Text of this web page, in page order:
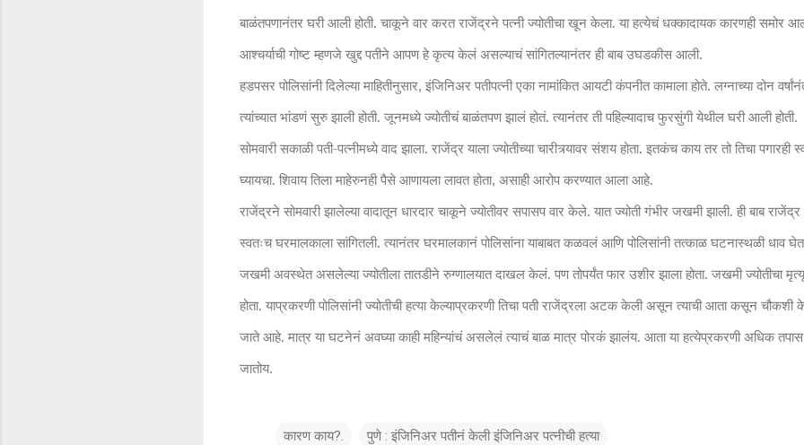
बाळंतपणानंतर घरी आली होती. चाकूने वार करत राजेंद्रने पत्नी ज्योतीचा खून केला. या हत्येचं धक्कादायक कारणही समोर
आश्चर्याची गोष्ट म्हणजे खुद्द पतीने आपण हे कृत्य केलं असल्याचं सांगितल्यानंतर ही बाब उघडकीस आली.
हडपसर पोलिसांनी दिलेल्या माहितीनुसार, इंजिनिअर पतीपत्नी एका नामांकित आयटी कंपनीत कामाला होते. लग्नाच्या दोन
त्यांच्यात भांडणं सुरु झाली होती. जूनमध्ये ज्योतीचं बाळंतपण झालं होतं. त्यानंतर ती पहिल्यादाच फुरसुंगी येथील घरी आली होती.
सोमवारी सकाळी पती-पत्नीमध्ये वाद झाला. राजेंद्र याला ज्योतीच्या चारीत्र्यावर संशय होता. इतकंच काय तर तो तिचा पगारही
घ्यायचा. शिवाय तिला माहेरुनही पैसे आणायला लावत होता, असाही आरोप करण्यात आला आहे.
राजेंद्रने सोमवारी झालेल्या वादातून धारदार चाकूने ज्योतीवर सपासप वार केले. यात ज्योती गंभीर जखमी झाली. ही बाब राजेंद्र
स्वतःच घरमालकाला सांगितली. त्यानंतर घरमालकानं पोलिसांना याबाबत कळवलं आणि पोलिसांनी तत्काळ घटनास्थळी धाव
जखमी अवस्थेत असलेल्या ज्योतीला तातडीने रुग्णालयात दाखल केलं. पण तोपर्यंत फार उशीर झाला होता. जखमी ज्योतीचा
होता. याप्रकरणी पोलिसांनी ज्योतीची हत्या केल्याप्रकरणी तिचा पती राजेंद्रला अटक केली असून त्याची आता कसून चौकशी
जाते आहे. मात्र या घटनेनं अवघ्या काही महिन्यांचं असलेलं त्याचं बाळ मात्र पोरकं झालंय. आता या हत्येप्रकरणी अधिक
जातोय.
कारण काय?. पुणे : इंजिनिअर पतीनं केली इंजिनिअर पत्नीची हत्या